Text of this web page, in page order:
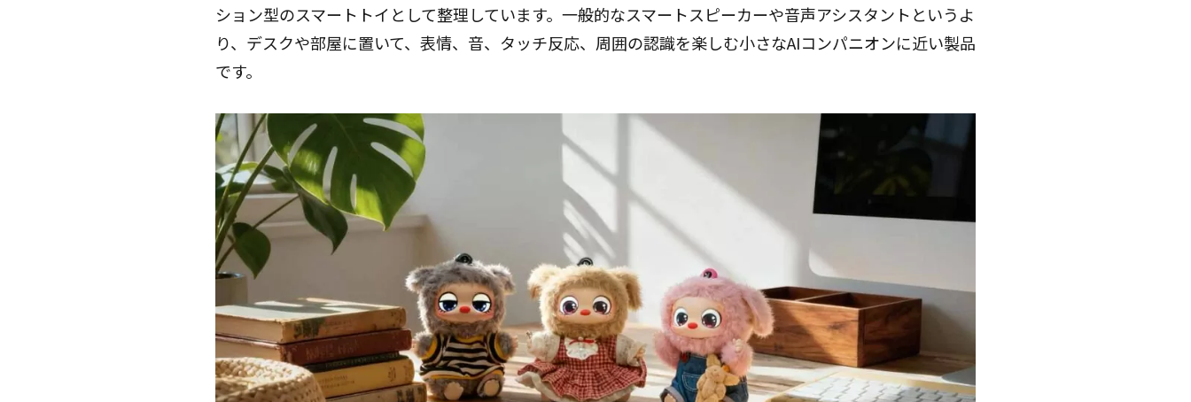
ション型のスマートトイとして整理しています。一般的なスマートスピーカーや音声アシスタントというよ
り、デスクや部屋に置いて、表情、音、タッチ反応、周囲の認識を楽しむ小さなAIコンパニオンに近い製品
です。